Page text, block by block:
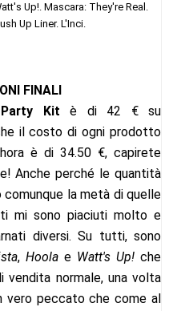
Up!. Mascara: They're Real.
Up Liner. L'Inci.
FINALI
Kit è di 42 € su
il costo di ogni prodotto
è di 34.50 €, capirete
Anche perché le quantità
la metà di quelle
mi sono piaciuti molto e
diversi. Su tutti, sono
,Hoola e Watt's Up! che
normale, una volta
vero peccato che come al